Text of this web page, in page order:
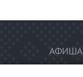
АФИША